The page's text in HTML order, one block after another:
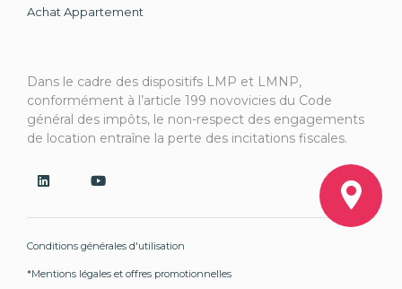
Achat Appartement
Dans le cadre des dispositifs LMP et LMNP,
conformément à l’article 199 novovicies du Code
général des impôts, le non-respect des engagements
de location entraîne la perte des incitations fiscales.
Conditions générales d'utilisation
*Mentions légales et offres promotionnelles